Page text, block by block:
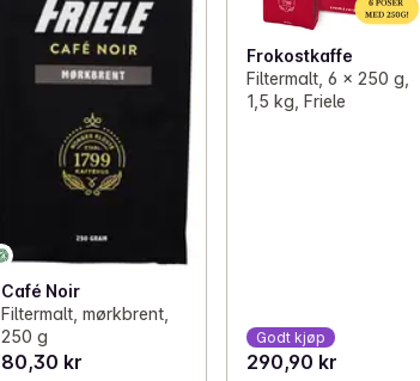
Café Noir
Filtermalt, mørkbrent,
250 g
80,30 kr
Frokostkaffe
Filtermalt, 6 x 250 g,
1,5 kg, Friele
Godt kjøp
290,90 kr